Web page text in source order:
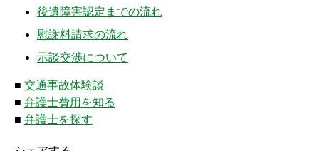
後遺障害認定までの流れ
慰謝料請求の流れ
示談交渉について
■ 交通事故体験談
■ 弁護士費用を知る
■ 弁護士を探す
弁護士費用を知る
弁護士を探す
弁護士に相談[無料]